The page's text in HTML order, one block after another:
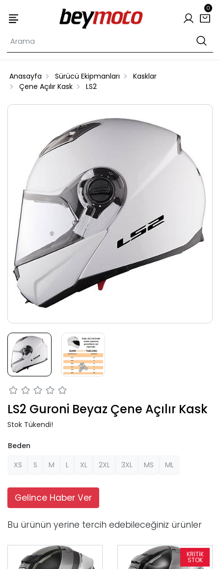
0
Anasayfa Sürücü Ekipmanları
Kasklar
Çene Açılır Kask
LS2
LS2 Guroni Beyaz Çene Açılır Kask
Stok Tükendi!
Beden
XS
S M L XL 2XL 3XL MS ML
Gelince Haber Ver
Bu ürünün yerine tercih edebileceğiniz ürünler